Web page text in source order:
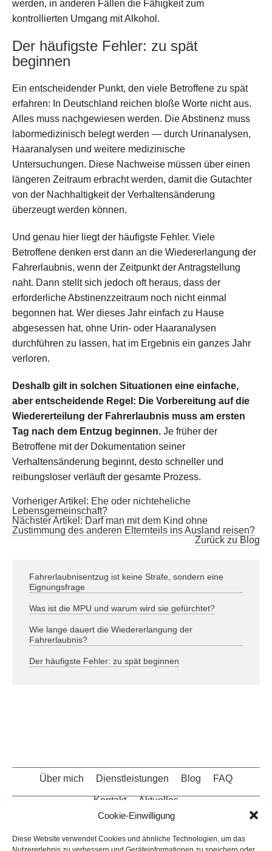
Cookie-Einwilligung
Diese Website verwendet Cookies und ähnliche Technologien, um das
werden, in anderen Fällen die Fähigkeit zum
kontrollierten Umgang mit Alkohol.
Der häufigste Fehler: zu spät
beginnen
Ein entscheidender Punkt, den viele Betroffene zu spät
erfahren: In Deutschland reichen bloße Worte nicht aus.
Alles muss nachgewiesen werden. Die Abstinenz muss
labormedizinisch belegt werden — durch Urinanalysen,
Haaranalysen und weitere medizinische
Untersuchungen. Diese Nachweise müssen über einen
längeren Zeitraum erbracht werden, damit die Gutachter
von der Nachhaltigkeit der Verhaltensänderung
überzeugt werden können.
Und genau hier liegt der häufigste Fehler. Viele
Betroffene denken erst dann an die Wiedererlangung der
Fahrerlaubnis, wenn der Zeitpunkt der Antragstellung
naht. Dann stellt sich jedoch oft heraus, dass der
erforderliche Abstinenzzeitraum noch nicht einmal
begonnen hat. Wer dieses Jahr einfach zu Hause
abgesessen hat, ohne Urin- oder Haaranalysen
durchführen zu lassen, hat im Ergebnis ein ganzes Jahr
verloren.
Deshalb gilt in solchen Situationen eine einfache,
aber entscheidende Regel: Die Vorbereitung auf die
Wiedererteilung der Fahrerlaubnis muss am ersten
Tag nach dem Entzug beginnen. Je früher der
Betroffene mit der Dokumentation seiner
Verhaltensänderung beginnt, desto schneller und
reibungsloser verläuft der gesamte Prozess.
Vorheriger Artikel: Ehe oder nichteheliche
Lebensgemeinschaft?
Nächster Artikel: Darf man mit dem Kind ohne
Zustimmung des anderen Elternteils ins Ausland reisen?
Zurück zu Blog
Fahrerlaubnisentzug ist keine Strafe, sondern eine
Eignungsfrage
Was ist die MPU und warum wird sie gefürchtet?
Wie lange dauert die Wiedererlangung der
Fahrerlaubnis?
Der häufigste Fehler: zu spät beginnen
Über mich Dienstleistungen Blog FAQ
Kontakt Aktuelles
Datenschutz Impressum Sitemap